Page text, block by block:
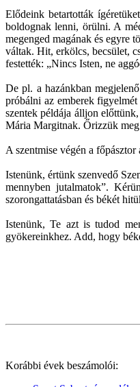
Elődeink betartották
boldognak lenni, örülni. A
megenged magának és egyre
váltak. Hit, erkölcs, becsület,
festették: „Nincs Isten, ne
De pl. a hazánkban
próbálni az emberek
szentek példája álljon
Mária Margitnak. Őrizzük meg
A szentmise végén a
Istenünk, értünk szenvedő
mennyben jutalmatok”.
szorongattatásban és békét
Istenünk, Te azt is tudod
gyökereinkhez. Add, hogy
Korábbi évek beszámolói: